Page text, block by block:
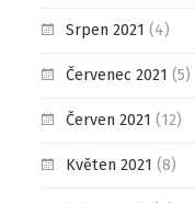
Srpen 2021 (4)
Červenec 2021 (5)
Červen 2021 (12)
Květen 2021 (8)